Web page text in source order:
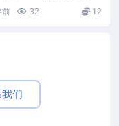
前 32 12
们